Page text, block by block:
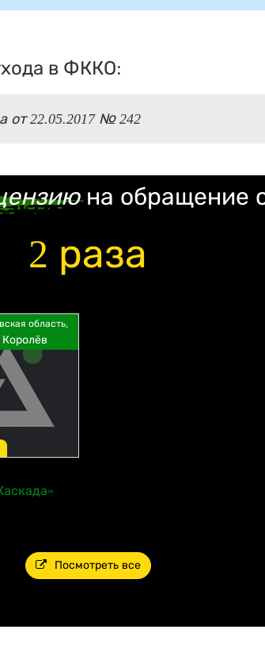
в ФККО:
от 22.05.2017 № 242
на обращение
2 раза
область,
Королёв
Посмотреть все